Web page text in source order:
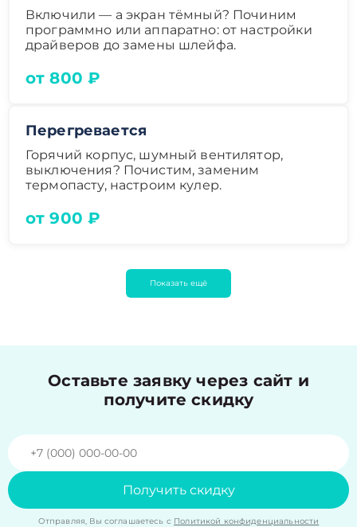
Включили — а экран тёмный? Починим
программно или аппаратно: от настройки
драйверов до замены шлейфа.
от 800 ₽
Перегревается
Горячий корпус, шумный вентилятор,
выключения? Почистим, заменим
термопасту, настроим кулер.
от 900 ₽
Показать ещё
Оставьте заявку через сайт и
получите скидку
Получить скидку
Отправляя, Вы соглашаетесь с Политикой конфиденциальности